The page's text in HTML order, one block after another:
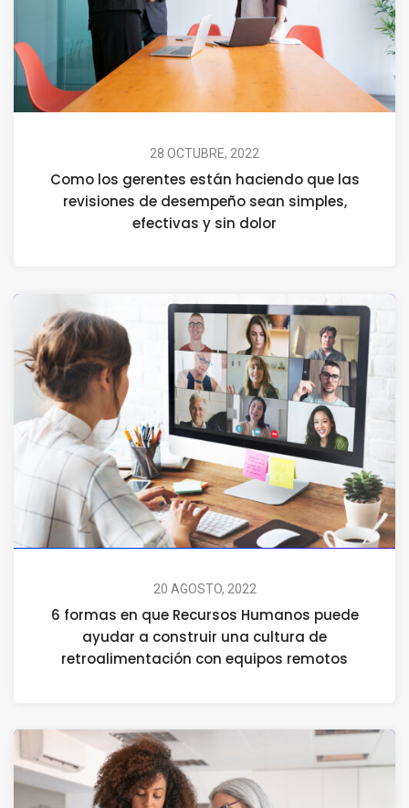
28 OCTUBRE, 2022
Como los gerentes están haciendo que las
revisiones de desempeño sean simples,
efectivas y sin dolor
20 AGOSTO, 2022
6 formas en que Recursos Humanos puede
ayudar a construir una cultura de
retroalimentación con equipos remotos